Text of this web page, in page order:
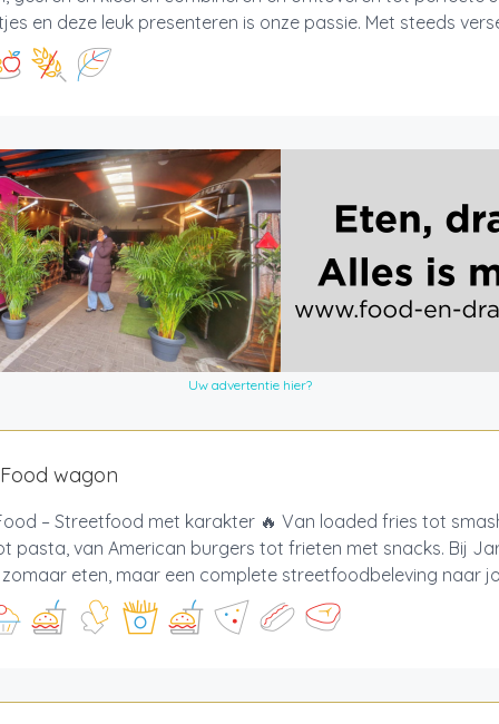
en deze leuk presenteren is onze passie. Met steeds
Uw advertentie hier?
wagon
– Streetfood met karakter 🔥 Van loaded fries tot
pasta, van American burgers tot frieten met snacks. Bij
eten, maar een complete streetfoodbeleving naar